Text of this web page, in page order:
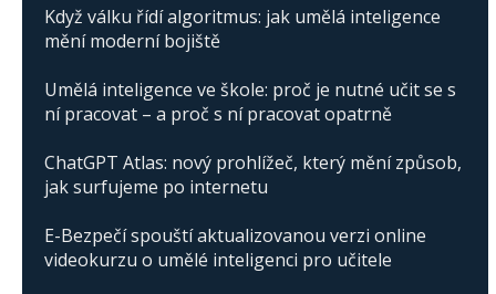
Když válku řídí algoritmus: jak umělá inteligence
mění moderní bojiště
Umělá inteligence ve škole: proč je nutné učit se s
ní pracovat – a proč s ní pracovat opatrně
ChatGPT Atlas: nový prohlížeč, který mění způsob,
jak surfujeme po internetu
E-Bezpečí spouští aktualizovanou verzi online
videokurzu o umělé inteligenci pro učitele